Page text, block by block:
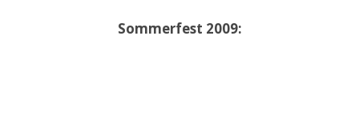
Sommerfest 2009: